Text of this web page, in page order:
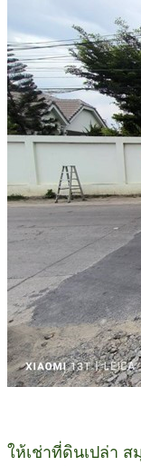
ให้เช่าที่ดินเปล่า ส